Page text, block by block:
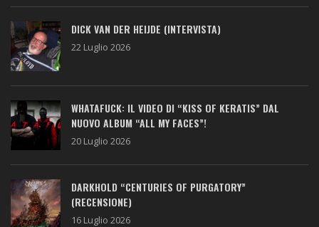
DICK VAN DER HEIJDE (INTERVISTA)
22 Luglio 2026
WHATAFUCK: IL VIDEO DI “KISS OF KERATIS” DAL
NUOVO ALBUM “ALL MY FACES”!
20 Luglio 2026
DARKHOLD “CENTURIES OF PURGATORY”
(RECENSIONE)
16 Luglio 2026